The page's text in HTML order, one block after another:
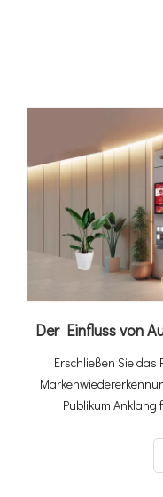
Erschließen Sie
Publikum Anklang
Herstellung von
Kampagnen, die